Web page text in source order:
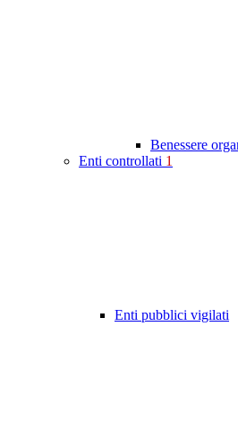
Benessere
Enti controllati 1
Enti pubblici vigilati